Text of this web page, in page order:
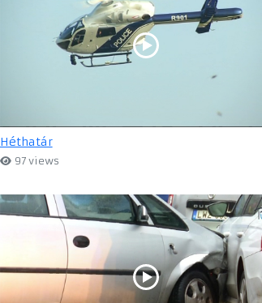
Héthatár
97 views